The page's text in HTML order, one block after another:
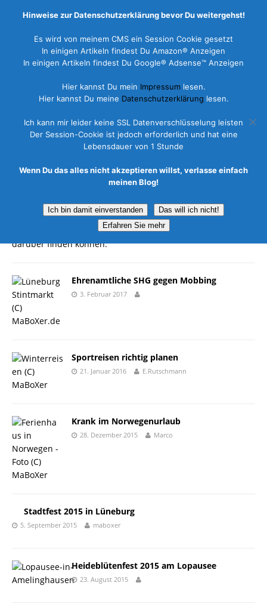
Allgemein
unterschiedlichen Themen. Sollte es eine Veranstaltung
geben, ein Konzert, eine grosse Geburtstag- oder
Jubiläumsfeier, hier werden Sie einen passenden Bericht
darüber finden können.
Ehrenamtliche SHG gegen Mobbing
3. Februar 2017
Sportreisen richtig planen
21. Januar 2016 E.Rutschmann
Krank im Norwegenurlaub
28. Dezember 2015 Marco
Stadtfest 2015 in Lüneburg
5. September 2015 maboxer
Heideblütenfest 2015 am Lopausee
23. August 2015
Hinweise zur Datenschutzerklärung bevor Du weitergehst!
Es wird von meinem CMS ein Session Cookie gesetzt
In einigen Artikeln findest Du Amazon® Anzeigen
In einigen Artikeln findest Du Google® Adsense™ Anzeigen
Hier kannst Du mein Impressumlesen.
Hier kannst Du meine Datenschutzerklärung lesen.
Ich kann mir leider keine SSL Datenverschlüsselung leisten
Der Session-Cookie ist jedoch erforderlich und hat eine
Lebensdauer von 1 Stunde
Wenn Du das alles nicht akzeptieren willst, verlasse einfach
meinen Blog!
Ich bin damit einverstanden
Das will ich nicht!
Erfahren Sie mehr